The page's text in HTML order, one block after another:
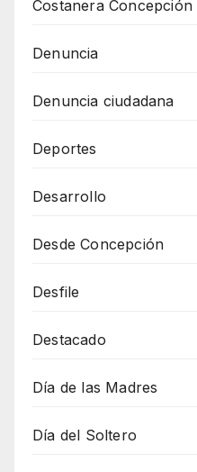
Costanera Concepción
Denuncia
Denuncia ciudadana
Deportes
Desarrollo
Desde Concepción
Desfile
Destacado
Día de las Madres
Día del Soltero